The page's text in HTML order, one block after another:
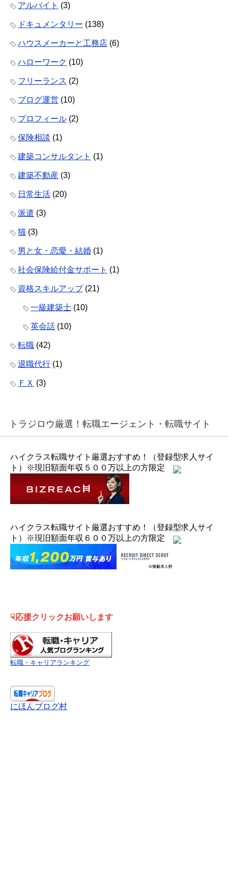
アルバイト (3)
ドキュメンタリー (138)
ハウスメーカーと工務店 (6)
ハローワーク (10)
フリーランス (2)
ブログ運営 (10)
プロフィール (2)
保険相談 (1)
建築コンサルタント (1)
建築不動産 (3)
日常生活 (20)
派遣 (3)
猫 (3)
男と女・恋愛・結婚 (1)
社会保険給付金サポート (1)
資格スキルアップ(21)
一級建築士 (10)
英会話 (10)
転職 (42)
退職代行 (1)
ＦＸ (3)
トラジロウ厳選！転職エージェント・転職サイト
ハイクラス転職サイト厳選おすすめ！（登録型求人サイ
ト）※現旧額面年収５００万以上の方限定
ハイクラス転職サイト厳選おすすめ！（登録型求人サイ
ト）※現旧額面年収６００万以上の方限定
☟応援クリックお願いします
転職・キャリアランキング
にほんブログ村